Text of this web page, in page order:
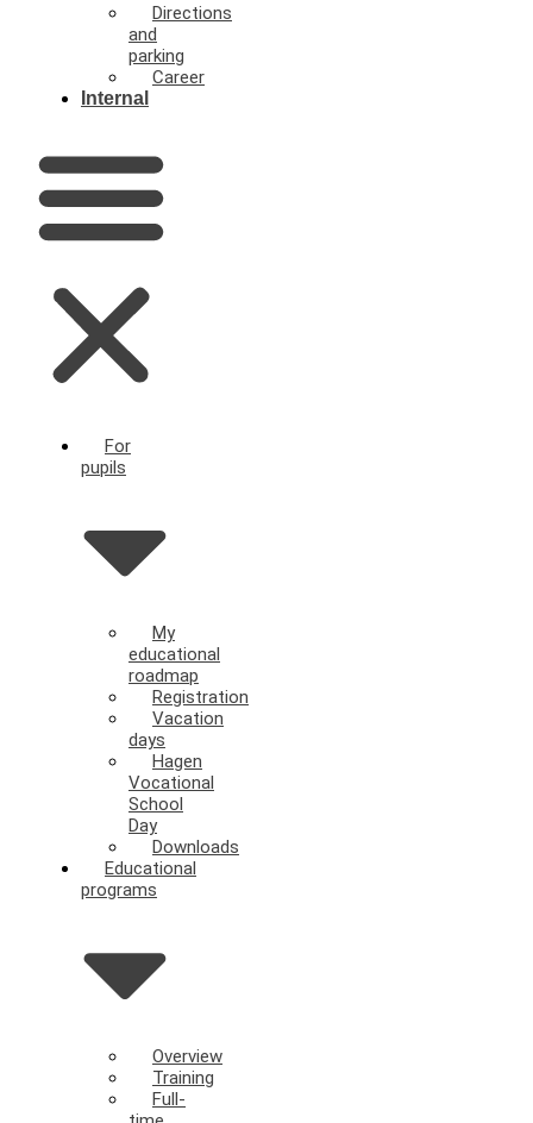
Directions
and
parking
Career
Internal
For
pupils
My
educational
roadmap
Registration
Vacation
days
Hagen
Vocational
School
Day
Downloads
Educational
programs
Overview
Training
Full-